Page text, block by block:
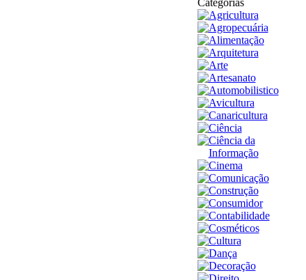
Categorias
Agricultura
Agropecuária
Alimentação
Arquitetura
Arte
Artesanato
Automobilistico
Avicultura
Canaricultura
Ciência
Ciência da
Informação
Cinema
Comunicação
Construção
Consumidor
Contabilidade
Cosméticos
Cultura
Dança
Decoração